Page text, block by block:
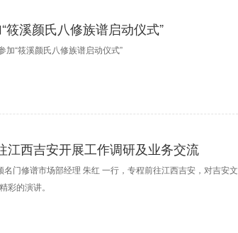
溪颜氏八修族谱启动仪式”
“筱溪颜氏八修族谱启动仪式”
江西吉安开展工作调研及业务交流
修谱市场部经理 朱红 一行，专程前往江西吉安，对吉安文
的演讲。